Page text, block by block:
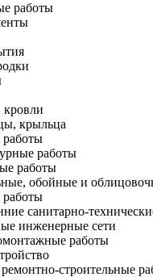
работы
крыльца
работы
работы
обойные и
санитарно-
инженерные сети
работы
строительные